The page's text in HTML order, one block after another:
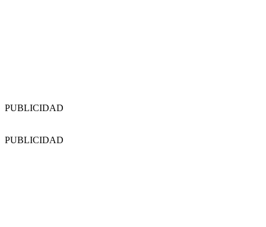
PUBLICIDAD
PUBLICIDAD